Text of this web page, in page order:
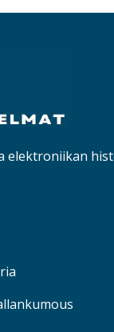
elektroniikan